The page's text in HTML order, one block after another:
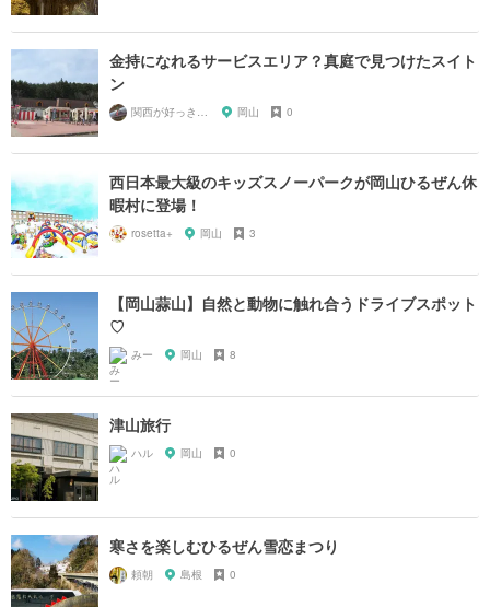
金持になれるサービスエリア？真庭で見つけたスイト
ン
関西が好っきゃねん 岡山 0
西日本最大級のキッズスノーパークが岡山ひるぜん休
暇村に登場！
rosetta+ 岡山 3
【岡山蒜山】自然と動物に触れ合うドライブスポット
♡
みー 岡山 8
津山旅行
ハル 岡山 0
寒さを楽しむひるぜん雪恋まつり
頼朝 島根 0